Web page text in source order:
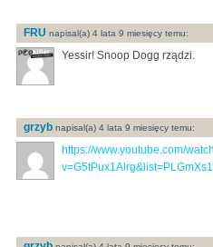
FRU napisal(a) 4 lata 9 miesięcy temu:
Yessir! Snoop Dogg rządzi.
grzyb napisal(a) 4 lata 9 miesięcy temu:
https://www.youtube.com/